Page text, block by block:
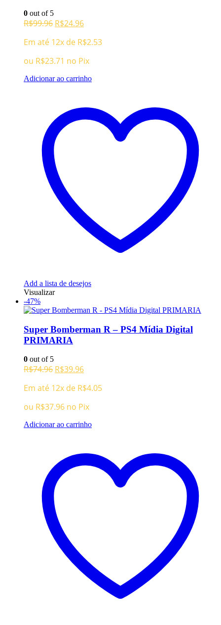
0 out of 5
R$99.96 O
original
era:
R$99.96.
R$24.96O
atual
é:
R$24.96.
Em até 12x de R$2.53
ou R$23.71 no Pix
Adicionar ao carrinho
Add a lista de desejos
Visualizar
-47%
Super Bomberman R – PS4 Mídia Digital
PRIMARIA
0 out of 5
R$74.96 O
original
era:
R$74.96.
R$39.96O
atual
é:
R$39.96.
Em até 12x de R$4.05
ou R$37.96 no Pix
Adicionar ao carrinho